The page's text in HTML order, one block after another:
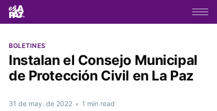
BOLETINES
Instalan el Consejo Municipal
de Protección Civil en La Paz
31 de may. de 2022 • 1 min read